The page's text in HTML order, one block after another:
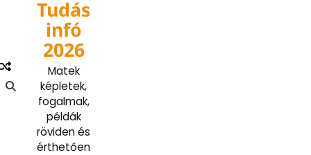
Tudás
infó
2026
Matek
képletek,
fogalmak,
példák
röviden és
érthetően